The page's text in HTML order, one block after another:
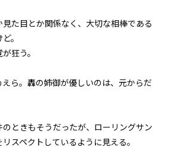
『Serial killer（連続殺人鬼）』
＜２１＞
第１話
＜２２＞
『Serial killer（連続殺人鬼）』
＜２３＞
た目とか関係なく、大切な相棒である
。
狂う。
えら。轟の姉御が優しいのは、元からだ
ときもそうだったが、ローリングサン
スペクトしているように見える。